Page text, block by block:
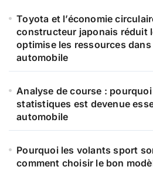
: Toyota et l’économie
constructeur japonais réduit
optimise les ressources dans
automobile
Analyse de course :
statistiques est devenue
automobile
Pourquoi les volants sport
comment choisir le bon